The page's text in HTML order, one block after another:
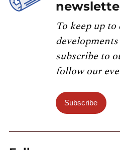
To keep up
subscribe to
follow our
Subscribe